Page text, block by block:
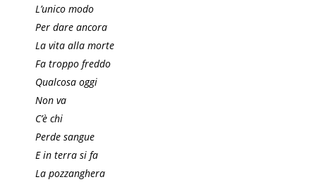
L’unico modo
Per dare ancora
La vita alla morte
Fa troppo freddo
Qualcosa oggi
Non va
C’è chi
Perde sangue
E in terra si fa
La pozzanghera